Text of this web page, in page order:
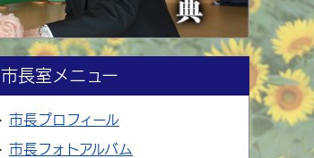
市長室メニュー
市長プロフィール
市長フォトアルバム